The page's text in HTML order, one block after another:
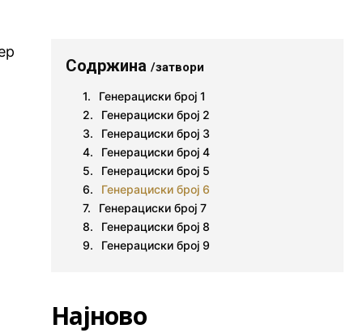
Содржина/затвори
Генерациски број 1
Генерациски број 2
Генерациски број 3
Генерациски број 4
Генерациски број 5
Генерациски број 6
Генерациски број 7
Генерациски број 8
Генерациски број 9
Најново